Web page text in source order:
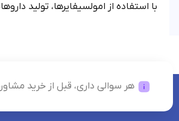
با استفاده از امولسیفایرها، تولید
هر سوالی داری، قبل از خرید